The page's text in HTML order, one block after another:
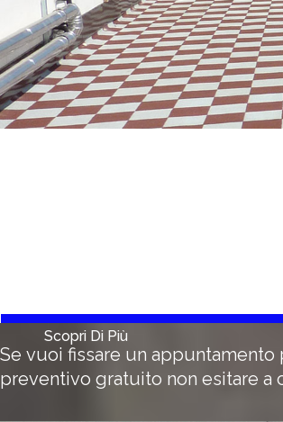
Scopri Di Più
Se vuoi fissare un appuntamento
preventivo gratuito non esitare a